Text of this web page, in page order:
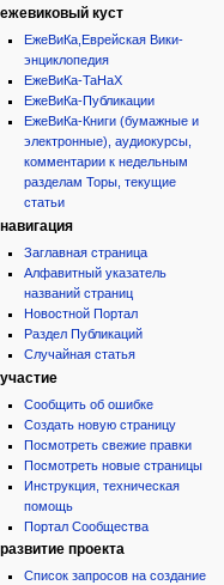
ежевиковый куст
ЕжеВиКа,Еврейская Вики-
энциклопедия
ЕжеВиКа-ТаНаХ
ЕжеВиКа-Публикации
ЕжеВиКа-Книги (бумажные и
электронные), аудиокурсы,
комментарии к недельным
разделам Торы, текущие
статьи
навигация
Заглавная страница
Алфавитный указатель
названий страниц
Новостной Портал
Раздел Публикаций
Случайная статья
участие
Сообщить об ошибке
Создать новую страницу
Посмотреть свежие правки
Посмотреть новые страницы
Инструкция, техническая
помощь
Портал Сообщества
развитие проекта
Список запросов на создание